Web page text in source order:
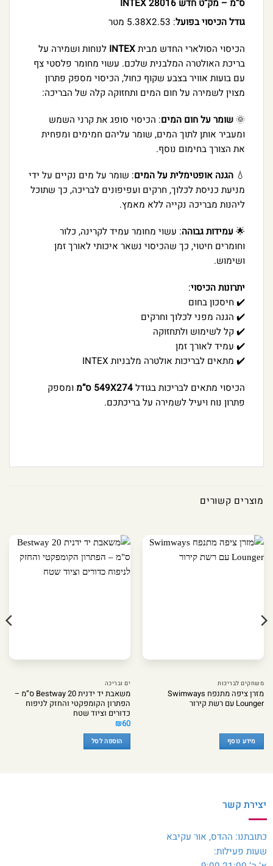
ס”מ – מק”ט חדש INTEX 28016
גודל הכיסוי בפועל: 5.38X2.53 מטר
הכיסוי הסולארי החדש מביתINTEX לנוחות ושמירה על
בריכת האולטרה המלבנית שלכם. עשוי מחומר פלסטי צף
עם בועות אוויר בצבע שקוף כחול, הכיסוי מספק פתרון
מצוין לשמירה על חום המים ותחזוקה קלה של הבריכה:
🌞 שומר על חום המים: הכיסוי סופג את קרני השמש
ומעביר אותן לתוך המים, שומר עליהם חמימים ומפחית
את הצורך בחימום נוסף.
💧 הגנה אופטימלית על המים: שומר על מים נקיים על ידי
מניעת כניסת לכלוך, חרקים ועפיפונים לבריכה, כך שתוכל
ליהנות מבריכה נקייה ללא מאמץ.
🌟 עמידות גבוהה: עשוי מחומר עמיד לקרינה, כלור
וחומרים חיטוי, כך שהכיסוי נשאר איכותי לאורך זמן
ושימוש.
יתרונות הכיסוי:
✔️ חיסכון בחום
✔️ הגנה מפני לכלוך וחרקים
✔️ קל לשימוש ולתחזוקה
✔️ עמיד לאורך זמן
✔️ מתאים לבריכות אולטרה מלבניות INTEX
הכיסוי מתאים לבריכות בגודל549X274 ס”מ
ומספק
פתרון נוח ויעיל לשמירה על בריכתכם.
מוצרים קשורים
משחקים לבריכות
מזרן ציפה מתנפח Swimways
Lounger עם רשת קירור
מידע נוסף
ים ובריכה
משאבת יד ידנית Bestway 20 ס”מ –
הפתרון הקומפקטי והחזק לניפוח
כדורים וציוד שטח
₪60
הוספה לסל
יצירת קשר
כתובתנו: ההדס, אור עקיבא
שעות פעילות: